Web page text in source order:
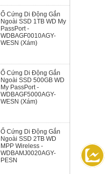
Ổ Cứng Di Động Gắn
Ngoài SSD 1TB WD My
PassPort -
WDBAGF0010AGY-
WESN (Xám)
Ổ Cứng Di Động Gắn
Ngoài SSD 500GB WD
My PassPort -
WDBAGF5000AGY-
WESN (Xám)
Ổ Cứng Di Động Gắn
Ngoài SSD 2TB WD
MPP Wireless -
WDBAMJ0020AGY-
PESN